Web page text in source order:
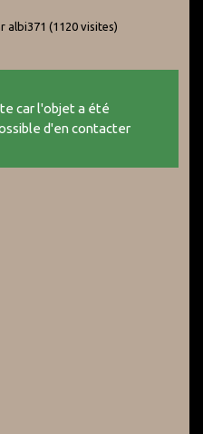
albi371 (1120 visites)
car l'objet a été
d'en contacter